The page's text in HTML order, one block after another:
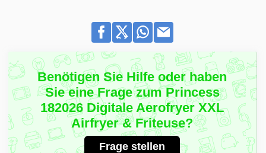
Benötigen Sie Hilfe oder haben
Sie eine Frage zum Princess
182026 Digitale Aerofryer XXL
Airfryer & Friteuse?
Frage stellen